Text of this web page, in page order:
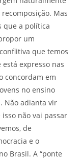
Mas
que a política
um
que temos
expresso nas
concordam em
no ensino
Não adianta vir
não vai passar
de
e o
Brasil. A “ponte